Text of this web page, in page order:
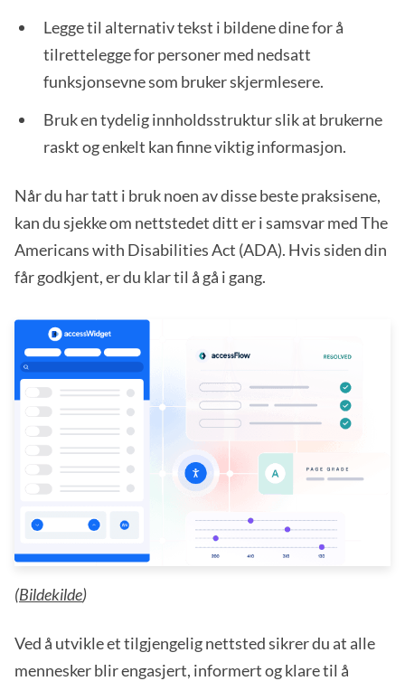
Legge til alternativ tekst i bildene dine for å
tilrettelegge for personer med nedsatt
funksjonsevne som bruker skjermlesere.
Bruk en tydelig innholdsstruktur slik at brukerne
raskt og enkelt kan finne viktig informasjon.
Når du har tatt i bruk noen av disse beste praksisene,
kan du sjekke om nettstedet ditt er i samsvar med The
Americans with Disabilities Act (ADA). Hvis siden din
får godkjent, er du klar til å gå i gang.
(Bildekilde)
Ved å utvikle et tilgjengelig nettsted sikrer du at alle
mennesker blir engasjert, informert og klare til å